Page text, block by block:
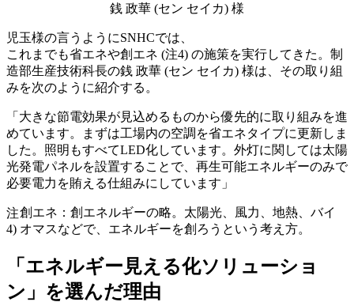
銭 政華 (セン セイカ) 様
児玉様の言うようにSNHCでは、
これまでも省エネや創エネ (注4) の施策を実行してきた。制
造部生産技術科長の銭 政華 (セン セイカ) 様は、その取り組
みを次のように紹介する。
「大きな節電効果が見込めるものから優先的に取り組みを進
めています。まずは工場内の空調を省エネタイプに更新しま
した。照明もすべてLED化しています。外灯に関しては太陽
光発電パネルを設置することで、再生可能エネルギーのみで
必要電力を賄える仕組みにしています」
注
4)
創エネ：創エネルギーの略。太陽光、風力、地熱、バイ
オマスなどで、エネルギーを創ろうという考え方。
「エネルギー見える化ソリューショ
ン」を選んだ理由